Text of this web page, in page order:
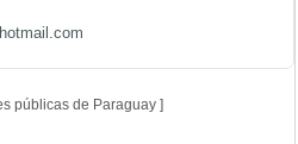
públicas de Paraguay ]